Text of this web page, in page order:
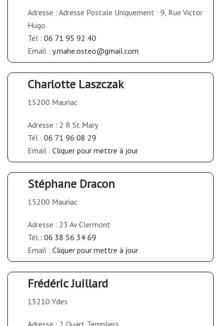
Adresse : Adresse Postale Uniquement : 9, Rue Victor
Hugo
Tél : 06 71 95 92 40
Email : y.mahe.osteo@gmail.com
Charlotte Laszczak
15200 Mauriac
Adresse : 2 R St Mary
Tél : 06 71 96 08 29
Email : Cliquer pour mettre à jour
Stéphane Dracon
15200 Mauriac
Adresse : 23 Av Clermont
Tél : 06 38 56 34 69
Email : Cliquer pour mettre à jour
Frédéric Juillard
15210 Ydes
Adresse : 2 Quart Templiers